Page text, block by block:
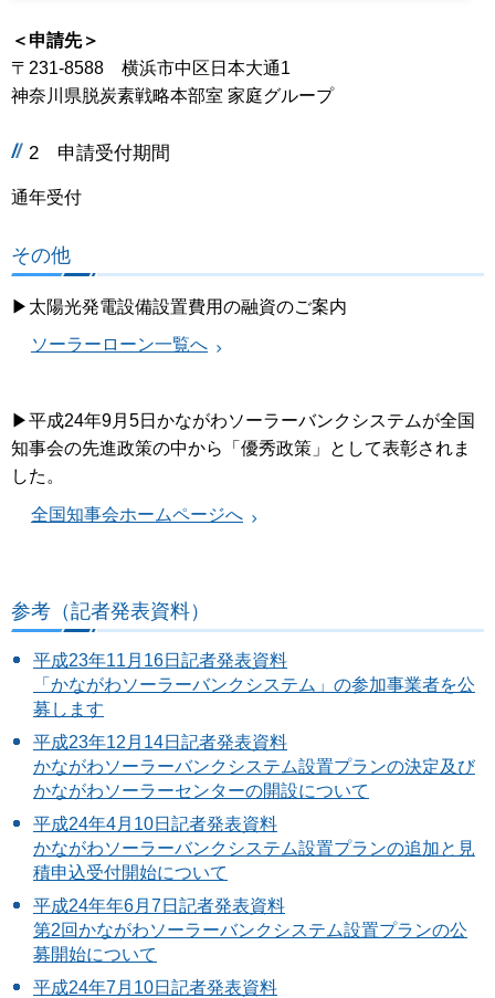
＜申請先＞
〒231-8588 横浜市中区日本大通1
神奈川県脱炭素戦略本部室 家庭グループ
2 申請受付期間
通年受付
その他
▶太陽光発電設備設置費用の融資のご案内
ソーラーローン一覧へ
▶平成24年9月5日かながわソーラーバンクシステムが全国
知事会の先進政策の中から「優秀政策」として表彰されま
した。
全国知事会ホームページへ
参考（記者発表資料）
平成23年11月16日記者発表資料
「かながわソーラーバンクシステム」の参加事業者を公
募します
平成23年12月14日記者発表資料
かながわソーラーバンクシステム設置プランの決定及び
かながわソーラーセンターの開設について
平成24年4月10日記者発表資料
かながわソーラーバンクシステム設置プランの追加と見
積申込受付開始について
平成24年年6月7日記者発表資料
第2回かながわソーラーバンクシステム設置プランの公
募開始について
平成24年7月10日記者発表資料